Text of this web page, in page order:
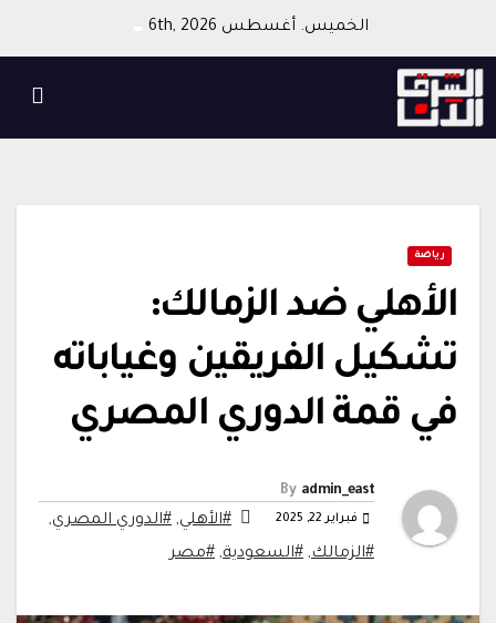
content
الخميس. أغسطس 6th, 2026
رياضة
الأهلي ضد الزمالك:
تشكيل الفريقين وغياباته
في قمة الدوري المصري
By admin_east
فبراير 22, 2025 #الأهلي, #الدوري المصري,
#الزمالك, #السعودية, #مصر